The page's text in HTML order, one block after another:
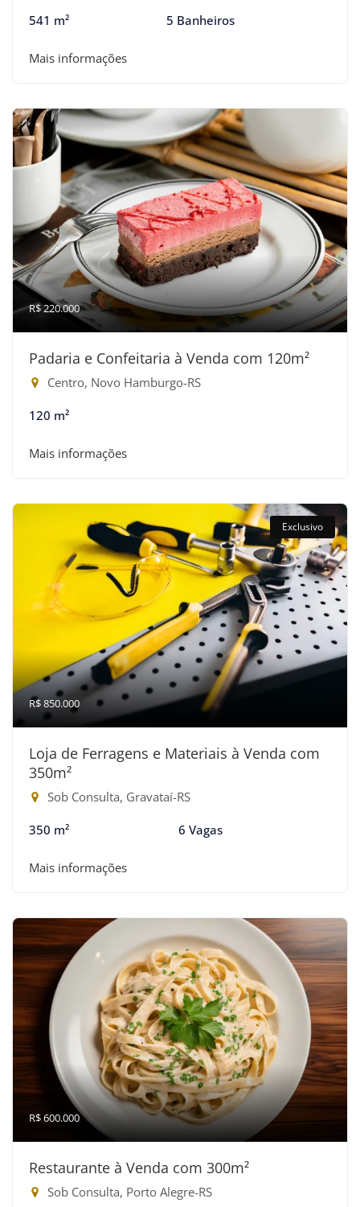
541 m² 5 Banheiros
Mais informações
R$ 220.000
Padaria e Confeitaria à Venda com 120m²
Centro, Novo Hamburgo-RS
120 m²
Mais informações
Exclusivo
R$ 850.000
Loja de Ferragens e Materiais à Venda com
350m²
Sob Consulta, Gravataí-RS
350 m² 6 Vagas
Mais informações
R$ 600.000
Restaurante à Venda com 300m²
Sob Consulta, Porto Alegre-RS